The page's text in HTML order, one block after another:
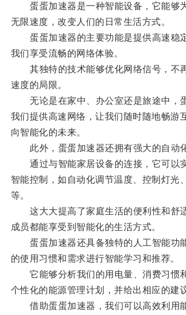
蛋蛋加速器是一种智能设备，它能够
无限速度，改变人们的日常生活方式。
蛋蛋加速器的主要功能是提供高速稳
我们享受流畅的网络体验。
其独特的技术能够优化网络信号，不
速度的局限。
无论是在家中、办公室还是旅途中，
我们提供高速网络，让我们随时随地畅游
向智能化的未来。
此外，蛋蛋加速器还拥有强大的自动化
通过与智能家居设备的连接，它可以
智能控制，如自动化调节温度、控制灯光
等。
这大大提高了家庭生活的便利性和舒
成员都能享受到智能化的生活方式。
蛋蛋加速器还具备独特的人工智能功
的使用习惯和需求进行智能学习和推荐。
它能够分析我们的用电量、消费习惯
个性化的能源管理计划，并给出相应的建
借助蛋蛋加速器，我们可以高效利用能